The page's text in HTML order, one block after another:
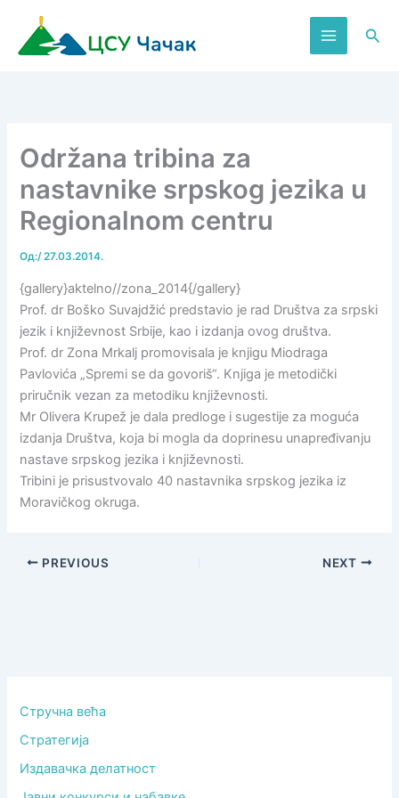
садржај
Održana tribina za
nastavnike srpskog jezika u
Regionalnom centru
Од:/27.03.2014.
{gallery}aktelno//zona_2014{/gallery}
Prof. dr Boško Suvajdžić predstavio je rad Društva za srpski
jezik i književnost Srbije, kao i izdanja ovog društva.
Prof. dr Zona Mrkalj promovisala je knjigu Miodraga
Pavlovića „Spremi se da govoriš“. Knjiga je metodički
priručnik vezan za metodiku književnosti.
Mr Olivera Krupež je dala predloge i sugestije za moguća
izdanja Društva, koja bi mogla da doprinesu unapređivanju
nastave srpskog jezika i književnosti.
Tribini je prisustvovalo 40 nastavnika srpskog jezika iz
Moravičkog okruga.
PREVIOUS NEXT
Стручна већа
Стратегија
Издавачка делатност